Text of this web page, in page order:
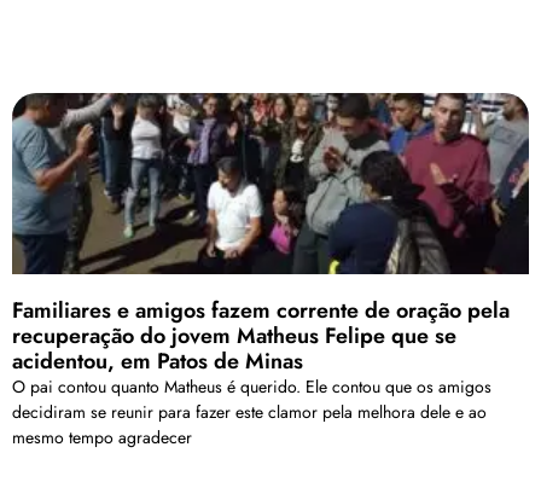
Familiares e amigos fazem corrente de oração pela
recuperação do jovem Matheus Felipe que se
acidentou, em Patos de Minas
O pai contou quanto Matheus é querido. Ele contou que os amigos
decidiram se reunir para fazer este clamor pela melhora dele e ao
mesmo tempo agradecer